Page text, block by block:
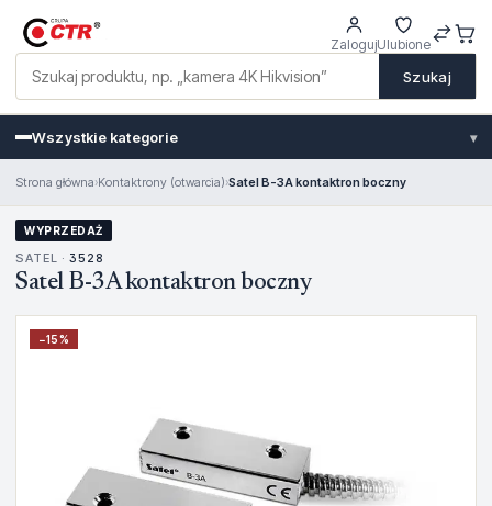
Szukaj
ZalogujUlubione
Wszystkie kategorie ▾
Strona główna›Kontaktrony (otwarcia)›Satel B-3A kontaktron boczny
WYPRZEDAŻ
SATEL · 3528
Satel B-3A kontaktron boczny
−15%